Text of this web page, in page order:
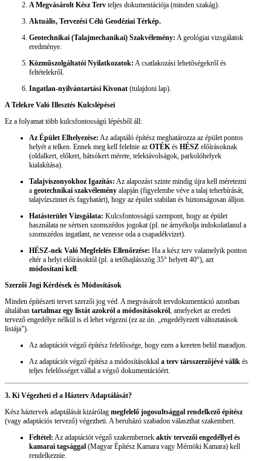
A Megvásárolt Kész Terv teljes dokumentációja (minden szakág).
Aktuális, Tervezési Célú Geodéziai Térkép.
Geotechnikai (Talajmechanikai) Szakvélemény: A geológiai vizsgálatok
eredménye.
Közműszolgáltatói Nyilatkozatok: A csatlakozási lehetőségekről és
feltételekről.
Ingatlan-nyilvántartási Kivonat (tulajdoni lap).
A Telekre Való Illesztés Kulcslépései
Ez a folyamat több kulcsfontosságú lépésből áll:
Az Épület Elhelyezése: Az adaptáló építész meghatározza az épület pontos
helyét a telken. Ennek meg kell felelnie az OTÉKés HÉSZ előírásoknak
(oldalkert, előkert, hátsókert mérete, telektávolságok, parkolóhelyek
kialakítása).
Talajviszonyokhoz Igazítás: Az alapozást szinte mindig újra kell méretezni
a geotechnikai szakvélemény alapján (figyelembe véve a talaj teherbírását,
talajvízszintet és fagyhatárt), hogy az épület stabilan és biztonságosan álljon.
Hatásterület Vizsgálata: Kulcsfontosságú szempont, hogy az épület
használata ne sértsen szomszédos jogokat (pl. ne árnyékolja indokolatlanul a
szomszédos ingatlant, ne vezesse oda a csapadékvizet).
HÉSZ-nek Való Megfelelés Ellenőrzése: Ha a kész terv valamelyik ponton
eltér a helyi előírásoktól (pl. a tetőhajlásszög 35° helyett 40°), azt
módosítani kell.
Szerzői Jogi Kérdések és Módosítások
Minden építészeti tervet szerzői jog véd. A megvásárolt tervdokumentáció azonban
általában tartalmaz egy listát azokról a módosításokról, amelyeket az eredeti
tervező engedélye nélkül is el lehet végezni (ez az ún. „engedélyezett változtatások
listája”).
Az adaptációt végző építész felelőssége, hogy ezen a kereten belül maradjon.
Az adaptációt végző építész a módosításokkal a terv társszerzőjévé válik és
teljes felelősséget vállal a végső dokumentációért.
3. Ki Végezheti el a Házterv Adaptálását?
Kész háztervek adaptálását kizárólag megfelelő jogosultsággal rendelkező építész
(vagy adaptációs tervező) végezheti. A beruházó szabadon választhat szakembert.
Feltétel: Az adaptációt végző szakembernek aktív tervezői engedéllyel és
kamarai tagsággal (Magyar Építész Kamara vagy Mérnöki Kamara) kell
rendelkeznie.